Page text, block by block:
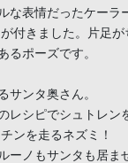
な表情だったケーラ
付きました。片足が
るポーズです。
サンタ奥さん。
レシピでシュトレン
ンを走るネズミ！
ーノもサンタも居ま